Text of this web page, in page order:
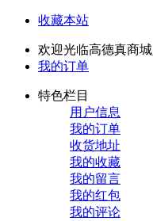
收藏本站
欢迎光临高德真商城
我的订单
特色栏目
用户信息
我的订单
收货地址
我的收藏
我的留言
我的红包
我的评论